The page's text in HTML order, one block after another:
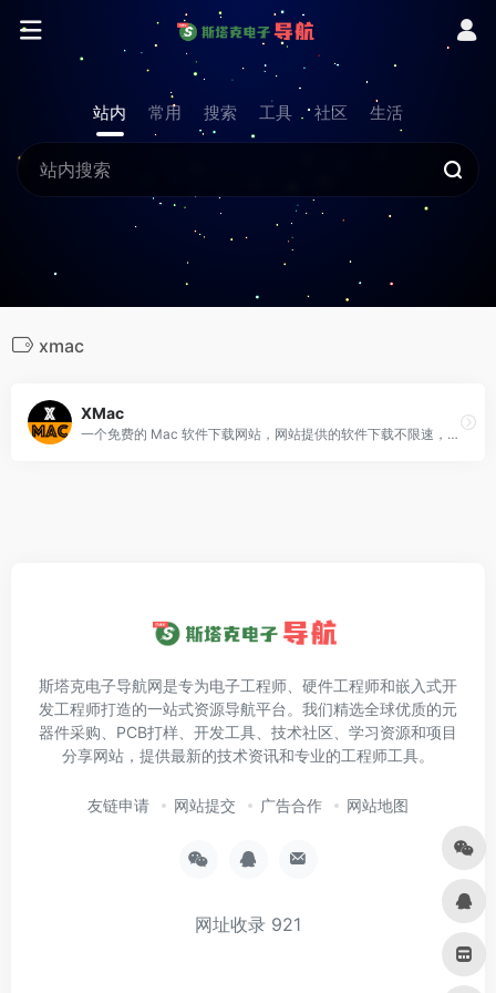
站内 常用 搜索 工具 社区 生活
xmac
XMac
一个免费的 Mac 软件下载网站，网站提供的软件下载不限速，且目前体验好
斯塔克电子导航网是专为电子工程师、硬件工程师和嵌入式开
发工程师打造的一站式资源导航平台。我们精选全球优质的元
器件采购、PCB打样、开发工具、技术社区、学习资源和项目
分享网站，提供最新的技术资讯和专业的工程师工具。
友链申请 网站提交 广告合作 网站地图
网址收录 921